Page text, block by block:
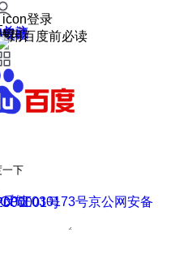
登录
注
藏
心
馈
置用百度前必读
一下
馈
证030173号
号